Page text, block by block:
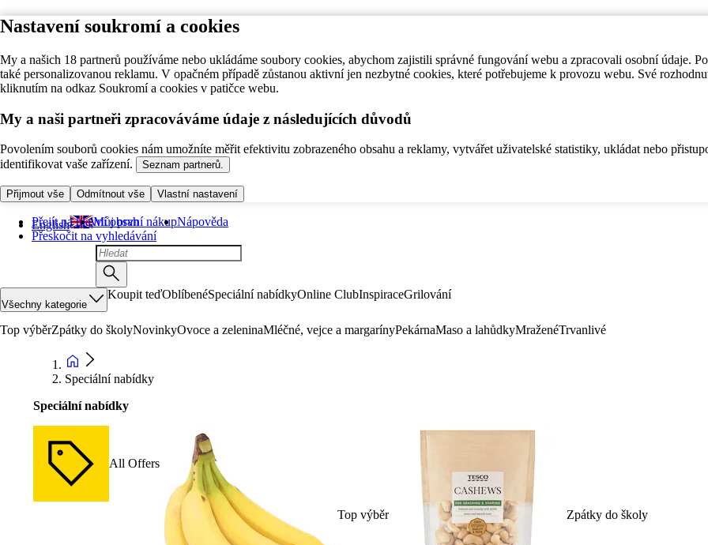
Nastavení soukromí a cookies
My a našich 18 partnerů používáme nebo ukládáme soubory cookies, abychom zajistili správné fungování webu a zpracovali osobní údaje.
také personalizovanou reklamu. V opačném případě zůstanou aktivní jen nezbytné cookies, které potřebujeme k provozu webu. Své
kliknutím na odkaz Soukromí a cookies v patičce webu.
My a naši partneři zpracováváme údaje z následujících důvodů
Povolením souborů cookies nám umožníte měřit efektivitu zobrazeného obsahu a reklamy, vytvářet uživatelské statistiky, ukládat nebo
identifikovat vaše zařízení.
Seznam partnerů.
Přijmout vše Odmítnout vše Vlastní nastavení
Přejít na hlavní obsah
Přeskočit na vyhledávání
English Můj první nákupNápověda
Všechny kategorie
Koupit teďOblíbenéSpeciální nabídkyOnline ClubInspiraceGrilování
Top výběrZpátky do školyNovinkyOvoce a zeleninaMléčné, vejce a margarínyPekárnaMaso a lahůdkyMraženéTrvanlivé
Speciální nabídky
Speciální nabídky
All Offers
Top výběr Zpátky do školy